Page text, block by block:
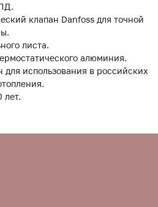
клапан Danfoss для точной
листа.
алюминия.
использования в российских
лет.